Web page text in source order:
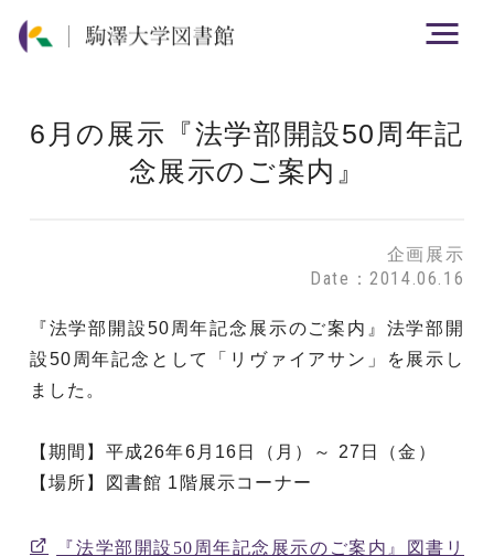
6月の展示『法学部開設50周年記
念展示のご案内』
企画展示
Date：2014.06.16
『法学部開設50周年記念展示のご案内』法学部開
設50周年記念として「リヴァイアサン」を展示し
ました。
【期間】平成26年6月16日（月）～ 27日（金）
【場所】図書館 1階展示コーナー
『法学部開設50周年記念展示のご案内』図書リ